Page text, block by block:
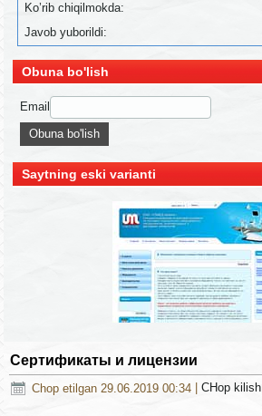
Ko’rib chiqilmokda:
Javob yuborildi:
Obuna bo'lish
Email
Saytning eski varianti
Сертификаты и лицензии
Chop etilgan 29.06.2019 00:34 |CHop kilish